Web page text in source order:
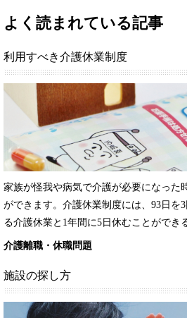
よく読まれている記事
利用すべき介護休業制度
家族が怪我や病気で介護が必要になった
ができます。介護休業制度には、93日を
る介護休業と1年間に5日休むことができ
介護離職・休職問題
施設の探し方